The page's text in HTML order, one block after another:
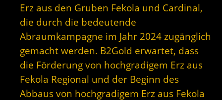
Erz aus den Gruben Fekola und Cardinal,
die durch die bedeutende
Abraumkampagne im Jahr 2024 zugänglich
gemacht werden. B2Gold erwartet, dass
die Förderung von hochgradigem Erz aus
Fekola Regional und der Beginn des
Abbaus von hochgradigem Erz aus Fekola